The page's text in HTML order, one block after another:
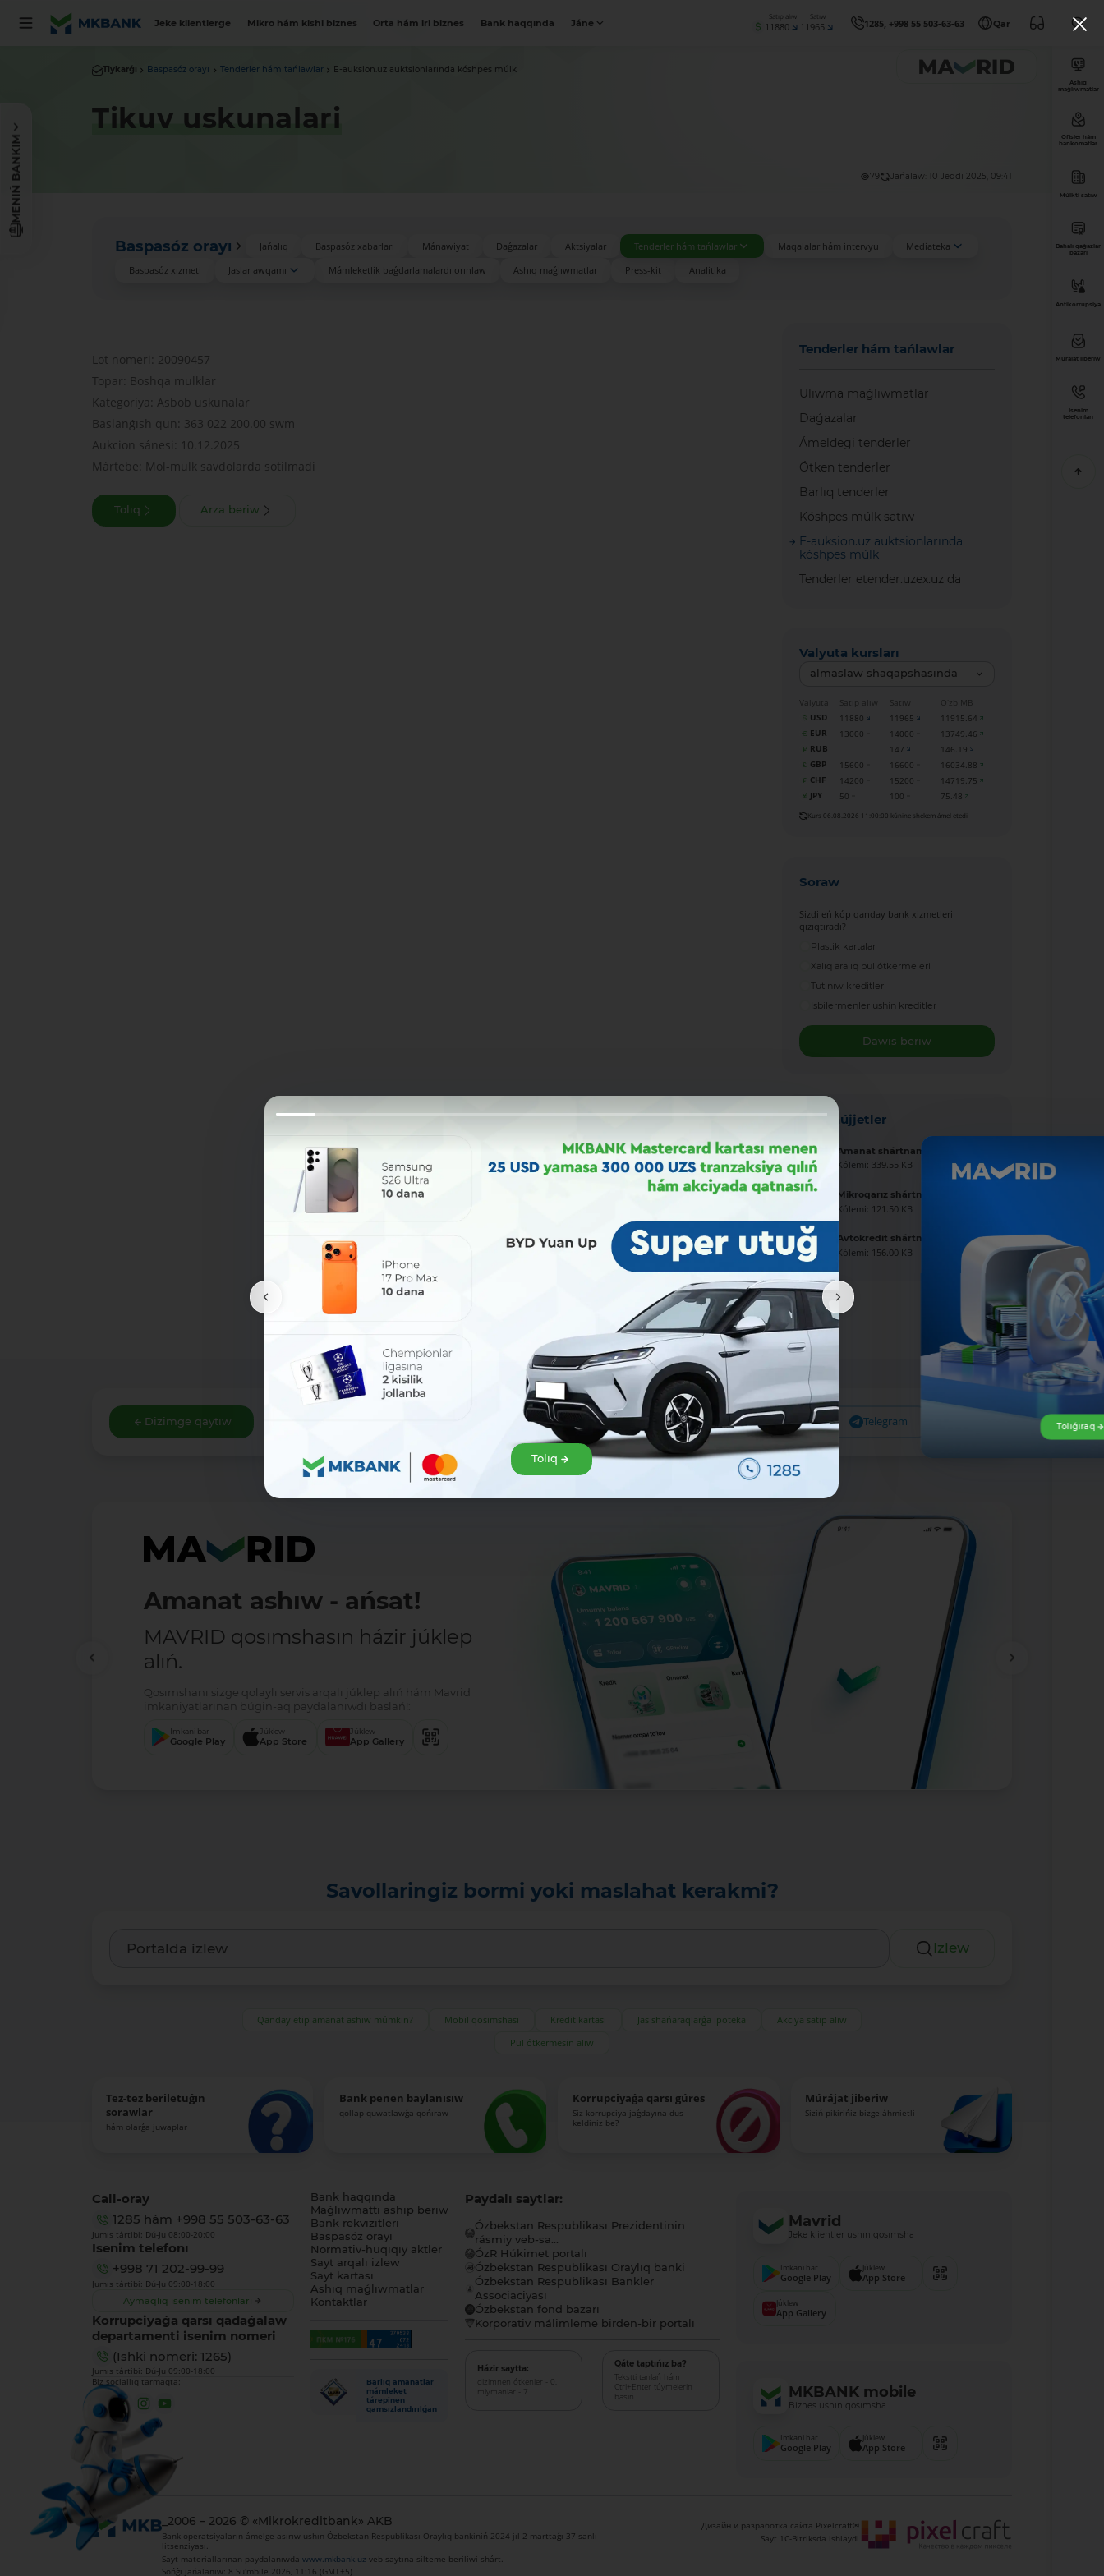
Jeke klientlerge Mikro hám kishi biznes Orta hám iri biznes Bank haqqında Jáne
Satıp alıw
11880
Satıw
11965 1285, +998 55 503-63-63 Qar
MENIŃ BANKIM
Tiykarǵı Baspasóz orayı Tenderler hám tańlawlar E-auksion.uz auktsionlarında kóshpes múlk
Tikuv uskunalari
79 Jańalaw: 10 Jeddi 2025, 09:41
Baspasóz orayı Jańalıq Baspasóz xabarları Mánawiyat Daǵazalar Aktsiyalar Tenderler hám tańlawlar Maqalalar hám intervyu
Mediateka
Baspasóz xızmeti
Jaslar awqamı Mámleketlik baǵdarlamalardı orınlaw Ashıq maǵlıwmatlar Press-kit Analitika
Lot nomeri: 20090457
Topar: Boshqa mulklar
Kategoriya: Asbob uskunalar
Baslanǵısh qun: 363 022 200.00 swm
Aukcion sánesi: 10.12.2025
Mártebe: Mol-mulk savdolarda sotilmadi
Tolıq Arza beriw
Tenderler hám tańlawlar
Uliwma maǵlıwmatlar
Daǵazalar
Ámeldegi tenderler
Ótken tenderler
Barlıq tenderler
Kóshpes múlk satıw
E-auksion.uz auktsionlarında
kóshpes múlk
Tenderler etender.uzex.uz da
Valyuta kursları
almaslaw shaqapshasında
Valyuta Satıp alıw Satıw
O‘zb MB
USD
11880 11965
11915.64
EUR
13000 14000
13749.46
RUB
147
146.19
GBP
15600 16600
16034.88
CHF
14200 15200
14719.75
JPY
50 100 75.48
Kurs 06.08.2026 11:00:00 kúnine shekem ámel etedi
Soraw
Sizdi eń kóp qanday bank xizmetleri
qızıqtıradı?
Plastik kartalar
Xalıq aralıq pul ótkermeleri
Tutınıw kreditleri
Isbilermenler ushin kreditler
Dawıs beriw
Jańa hújjetler
Amanat shártnaması úlgisi
Kólemi: 339.55 KB
Mikroqarız shártnaması úlgisi
Kólemi: 121.50 KB
Avtokredit shártnaması úlgisi
Kólemi: 156.00 KB
Dizimge qaytıw Bólisiw: Facebook Telegram
Amanat ashıw - ańsat!
MAVRID qosımshasın házir júklep
alıń.
Qosımshanı sizge qolaylı servis arqalı júklep alıń hám Mavrid
imkaniyatlarınan búgin-aq paydalanıwdı baslań!:
Imkani bar
Google Play
Júklew
App Store
Júklew
App Gallery
Savollaringiz bormi yoki maslahat kerakmi?
Izlew
Qanday etip amanat ashıw múmkin? Mobil qosımshası Kredit kartası Jas shańaraqlarǵa ipoteka
Akciya satıp alıw
Pul ótkermesin alıw
Tez-tez beriletuǵın
sorawlar
hám olarǵa juwaplar
Bank penen baylanısıw
qollap-quwatlawǵa qońıraw
Korrupciyaǵa qarsı gúres
Siz korrupciya jaǵdayına dus
keldiniz be?
Múrájat jiberiw
Siziń pikirińiz bizge áhmietli
Ashıq
maǵlıwmatlar
Ofisler hám
bankomatlar
Múlkti satıw
Bahalı qaǵazlar
bazarı
Antikorrupsiya
Múrájat jiberiw
Isenim
telefonları
Call-oray
1285 hám +998 55 503-63-63
Jumıs tártibi: Dú-Ju 08:00-20:00
Isenim telefonı
+998 71 202-99-99
Jumıs tártibi: Dú-Ju 09:00-18:00
Aymaqlıq isenim telefonları
Korrupciyaǵa qarsı qadaǵalaw
departamenti isenim nomeri
(Ishki nomeri: 1265)
Jumıs tártibi: Dú-Ju 09:00-18:00
Biz sociallıq tarmaqta:
Bank haqqında
Maǵlıwmattı ashıp beriw
Bank rekvizitleri
Baspasóz orayı
Normativ-huqıqıy aktler
Sayt arqalı izlew
Sayt kartası
Ashıq maǵlıwmatlar
Kontaktlar
Barlıq amanatlar
mámleket
tárepinen
qamsızlandırılǵan
Paydalı saytlar:
Ózbekstan Respublikası Prezidentinin
rásmiy veb-sa...
ÓzR Húkimet portalı
Ózbekstan Respublikası Oraylıq banki
Ózbekstan Respublikası Bankler
Associaciyası
Ózbekstan fond bazarı
Korporativ málimleme birden-bir portalı
Házir saytta:
dizimnen ótkenler - 0,
miymanlar - 7
Qáte taptıńız ba?
Tekstti tanlań hám
Ctrl+Enter túymelerin
basıń.
Mavrid
Jeke klientler ushın qosımsha
Imkani bar
Google Play
Júklew
App Store
Júklew
App Gallery
MKBANK mobile
Biznes ushın qosımsha
Imkani bar
Google Play
Júklew
App Store
_2006 – 2026 © «Mikrokreditbank» AKB
Bank operatsiyaların ámelge asırıw ushın Ózbekstan Respublikası Oraylıq bankiniń 2024-jıl 2-marttaǵı 37-sanlı
litsenziyası.
Sayt materiallarınan paydalanıwdawww.mkbank.uz veb-saytına silteme beriliwi shárt.
Sońǵı jańalanıw: 8 Su'mbile 2026, 11:16 (GMT+5)
Дизайн и разработка сайта Pixelcraft®
Sayt 1C-Bitriksda ishlaydi
Tolıq
Tolıǵıraq